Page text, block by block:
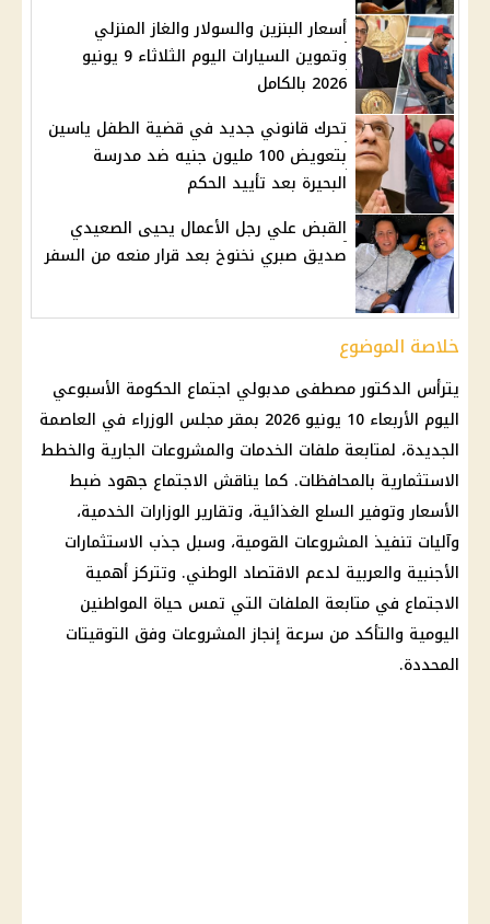
أسعار البنزين والسولار والغاز المنزلي
وتموين السيارات اليوم الثلاثاء 9 يونيو
2026 بالكامل
تحرك قانوني جديد في قضية الطفل ياسين
بتعويض 100 مليون جنيه ضد مدرسة
البحيرة بعد تأييد الحكم
القبض علي رجل الأعمال يحيى الصعيدي
صديق صبري نخنوخ بعد قرار منعه من السفر
خلاصة الموضوع
يترأس الدكتور مصطفى مدبولي اجتماع الحكومة الأسبوعي
اليوم الأربعاء 10 يونيو 2026 بمقر مجلس الوزراء في العاصمة
الجديدة، لمتابعة ملفات الخدمات والمشروعات الجارية والخطط
الاستثمارية بالمحافظات. كما يناقش الاجتماع جهود ضبط
الأسعار وتوفير السلع الغذائية، وتقارير الوزارات الخدمية،
وآليات تنفيذ المشروعات القومية، وسبل جذب الاستثمارات
الأجنبية والعربية لدعم الاقتصاد الوطني. وتتركز أهمية
الاجتماع في متابعة الملفات التي تمس حياة المواطنين
اليومية والتأكد من سرعة إنجاز المشروعات وفق التوقيتات
المحددة.